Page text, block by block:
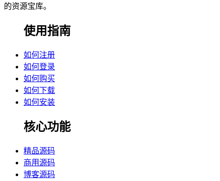
的资源宝库。
使用指南
如何注册
如何登录
如何购买
如何下载
如何安装
核心功能
精品源码
商用源码
博客源码